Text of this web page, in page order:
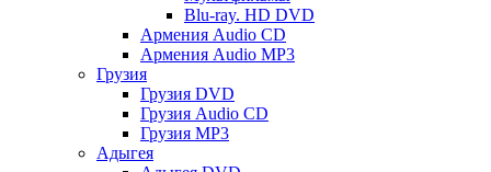
Blu-ray. HD DVD
Армения Audio CD
Армения Audio MP3
Грузия
Грузия DVD
Грузия Audio CD
Грузия MP3
Адыгея